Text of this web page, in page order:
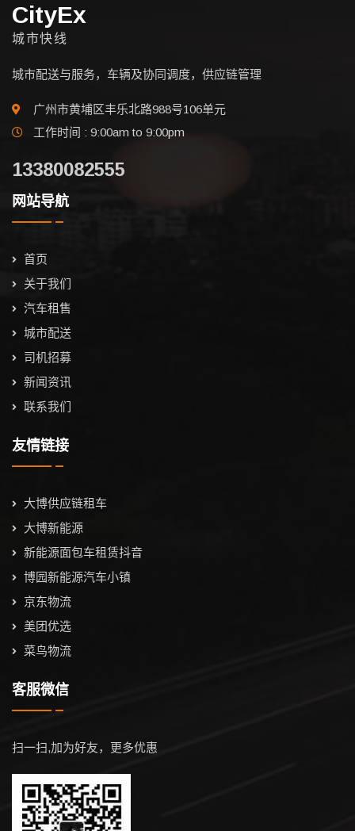
CityEx
城市快线
城市配送与服务，车辆及协同调度，供应链管理
广州市黄埔区丰乐北路988号106单元
工作时间 : 9:00am to 9:00pm
13380082555
网站导航
首页
关于我们
汽车租售
城市配送
司机招募
新闻资讯
联系我们
友情链接
大博供应链租车
大博新能源
新能源面包车租赁抖音
博园新能源汽车小镇
京东物流
美团优选
菜鸟物流
客服微信
扫一扫,加为好友，更多优惠